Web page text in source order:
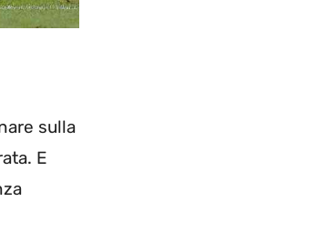
sulla
E